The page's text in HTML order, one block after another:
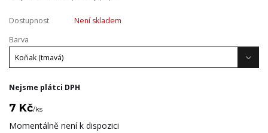
Dostupnost
Není skladem
Barva
Nejsme plátci DPH
7 Kč/ks
Momentálně není k dispozici